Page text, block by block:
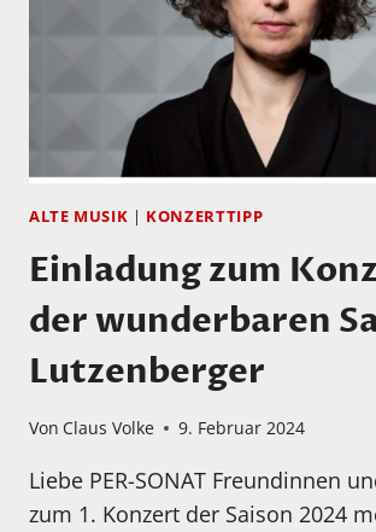
JUNI
UNBEDINGT
HINGEHEN!
ALTE MUSIK | KONZERTTIPP
Einladung zum
der wunderbaren
Lutzenberger
Von Claus Volke 9. Februar 2024
Liebe PER-SONAT Freundinnen
zum 1. Konzert der Saison 2024